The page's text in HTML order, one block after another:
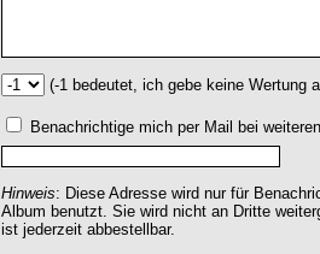
(-1 bedeutet, ich gebe keine Wertung
Benachrichtige mich per Mail bei
Hinweis: Diese Adresse wird nur für
Album benutzt. Sie wird nicht an Dritte
ist jederzeit abbestellbar.